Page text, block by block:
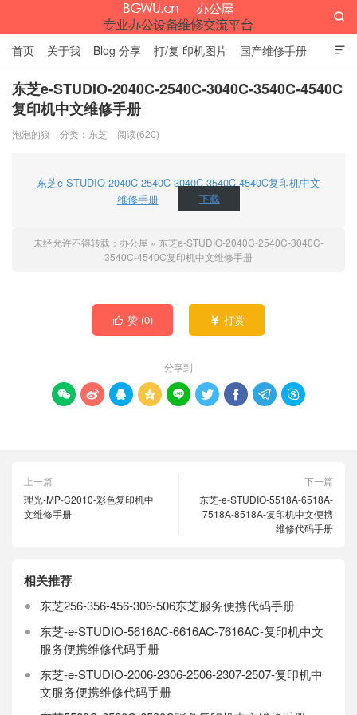
办公屋

首页 关于我 Blog 分享 打/复 印机图片 国产维修手册
外资维修手册 伊萨网址大全 办公设备网页名片 留言板

东芝e-STUDIO-2040C-2540C-3040C-3540C-4540C
复印机中文维修手册
泡泡的狼 分类： 东芝 阅读(620)
东芝e-STUDIO 2040C 2540C 3040C 3540C 4540C复印机中文
维修手册
下载
未经允许不得转载： 办公屋 » 东芝e-STUDIO-2040C-2540C-3040C-
3540C-4540C复印机中文维修手册
 赞 (0)  打赏
分享到
        
上一篇
理光-MP-C2010-彩色复印机中
文维修手册
下一篇
东芝-e-STUDIO-5518A-6518A-
7518A-8518A-复印机中文便携
维修代码手册
相关推荐
东芝256-356-456-306-506东芝服务便携代码手册
东芝-e-STUDIO-5616AC-6616AC-7616AC-复印机中文
服务便携维修代码手册
东芝-e-STUDIO-2006-2306-2506-2307-2507-复印机中
文服务便携维修代码手册